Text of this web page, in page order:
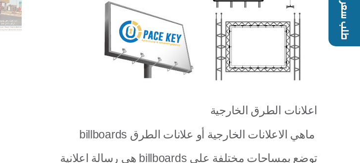
اعلانات الطرق الخارجية
هي رسالة اعلانية billboards توضع بمساحات مختلفة على
طلب سعر